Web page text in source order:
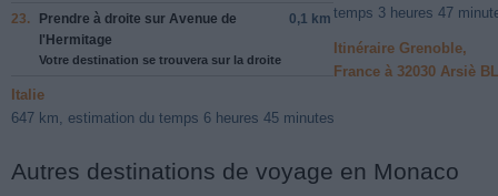
23. Prendre à droite sur Avenue de
l'Hermitage
Votre destination se trouvera sur la droite
0,1 km temps 3 heures 47
Itinéraire Grenoble,
France à 32030 Arsiè
Italie
647 km, estimation du temps 6 heures 45 minutes
Autres destinations de voyage en Monaco